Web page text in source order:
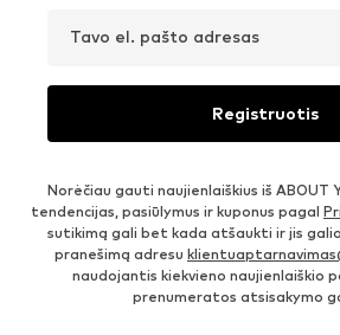
Tavo el. pašto adresas
Registruotis
Norėčiau gauti naujienlaiškius iš ABOUT
tendencijas, pasiūlymus ir kuponus pagal
sutikimą gali bet kada atšaukti ir jis
pranešimą adresu
naudojantis kiekvieno naujienlaiškio
prenumeratos atsisakymo